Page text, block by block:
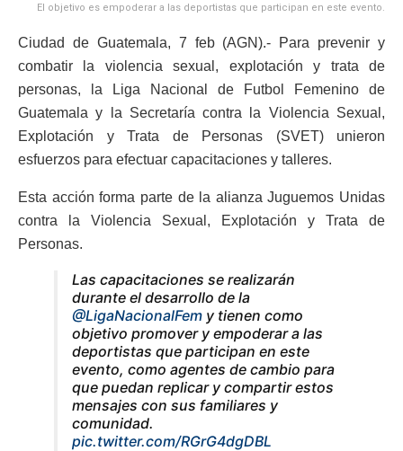
El objetivo es empoderar a las deportistas que participan en este evento.
Ciudad de Guatemala, 7 feb (AGN).- Para prevenir y
combatir la violencia sexual, explotación y trata de
personas, la Liga Nacional de Futbol Femenino de
Guatemala y la Secretaría contra la Violencia Sexual,
Explotación y Trata de Personas (SVET) unieron
esfuerzos para efectuar capacitaciones y talleres.
Esta acción forma parte de la alianza Juguemos Unidas
contra la Violencia Sexual, Explotación y Trata de
Personas.
Las capacitaciones se realizarán
durante el desarrollo de la
@LigaNacionalFem y tienen como
objetivo promover y empoderar a las
deportistas que participan en este
evento, como agentes de cambio para
que puedan replicar y compartir estos
mensajes con sus familiares y
comunidad.
pic.twitter.com/RGrG4dgDBL